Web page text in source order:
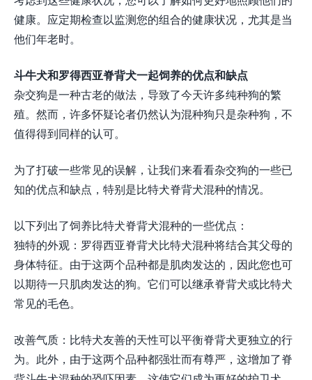
健康。应定期检查以监测您的组合的健康状况，尤其是当
他们年老时。
斗牛犬和罗得西亚脊背犬一起饲养的优点和缺点
杂交狗是一种古老的做法，导致了今天许多纯种狗的繁
殖。然而，许多怀疑论者仍然认为混种狗只是杂种狗，不
值得得到同样的认可。
为了打破一些常见的误解，让我们来看看杂交狗的一些已
知的优点和缺点，特别是比特犬脊背犬混种的情况。
以下列出了饲养比特犬脊背犬混种的一些优点：
独特的外观：罗得西亚脊背犬比特犬混种将结合其父母的
身体特征。由于这两个品种都是肌肉发达的，因此您也可
以期待一只肌肉发达的狗。它们可以继承脊背犬或比特犬
常见的毛色。
改善气质：比特犬友善的天性可以平衡脊背犬更独立的行
为。此外，由于这两个品种都强壮而有尊严，这增加了脊